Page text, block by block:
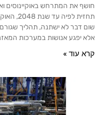
חושף את המתרחש באוקיינוסים
תחזית
שום דבר לא ישתנה, תהליך
אלא יפגע אנושות במערכות
קרא עוד »